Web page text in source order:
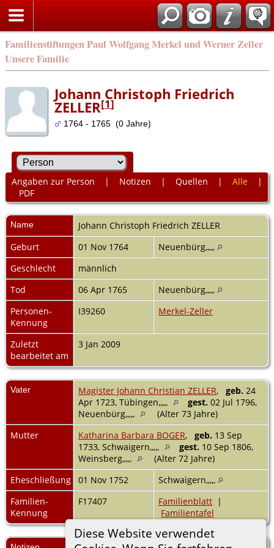
Familienstiftungen Paul Wolfgang Merkel und Werner Zeller
Unsere Familie
Diese Website verwendet
Johann Christoph Friedrich
ZELLER[1]
1764 - 1765 (0 Jahre)
Angaben zur Person | Notizen | Quellen | Alle |
PDF
Name Johann Christoph Friedrich ZELLER
Geburt
01 Nov 1764
Neuenbürg,,,,,
Geschlecht
männlich
Tod
06 Apr 1765
Neuenbürg,,,,,
Personen-
Kennung
I39260 Merkel-Zeller
Zuletzt
bearbeitet am
3 Jan 2009
Vater Magister Johann Christian ZELLER, geb. 24
Apr 1723, Tübingen,,,,,
gest. 02 Jul 1796,
Neuenbürg,,,,,
(Alter 73 Jahre)
Mutter
Katharina Barbara BOGER, geb. 13 Sep
1733, Schwaigern,,,,,
gest. 10 Sep 1806,
Weinsberg,,,,,
(Alter 72 Jahre)
Eheschließung
01 Nov 1752
Schwaigern,,,,,
Familien-
Kennung
F17407 Familienblatt |
Familientafel